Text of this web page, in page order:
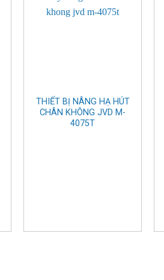
THIẾT BỊ NÂNG HẠ HÚT
CHÂN KHÔNG JVD M-
4075T